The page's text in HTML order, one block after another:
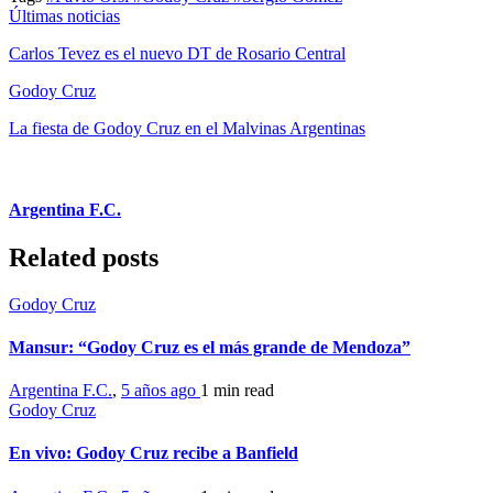
Últimas noticias
Carlos Tevez es el nuevo DT de Rosario Central
Godoy Cruz
La fiesta de Godoy Cruz en el Malvinas Argentinas
Argentina F.C.
Related posts
Godoy Cruz
Mansur: “Godoy Cruz es el más grande de Mendoza”
Argentina F.C., 5 años ago 1 min read
Godoy Cruz
En vivo: Godoy Cruz recibe a Banfield